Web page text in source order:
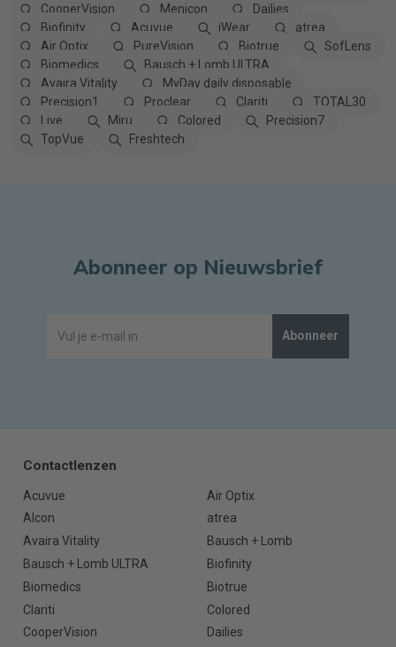
CooperVision
Menicon
Dailies
Biofinity
Acuvue iWear
atrea
Air Optix
PureVision Biotrue
SofLens
Biomedics
Bausch + Lomb ULTRA
Avaira Vitality
MyDay daily disposable
Precision1
Proclear Clariti
TOTAL30
Live
Miru Colored
Precision7
TopVue
Freshtech
Abonneer op Nieuwsbrief
Abonneer
Contactlenzen
Acuvue
Air Optix
Alcon
atrea
Avaira Vitality
Bausch + Lomb
Bausch + Lomb ULTRA
Biofinity
Biomedics
Biotrue
Clariti
Colored
CooperVision
Dailies